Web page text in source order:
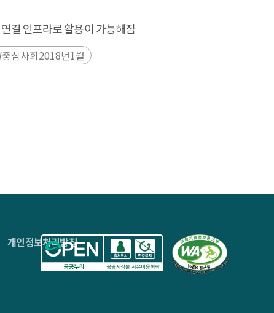
결 인프라로 활용이 가능해짐
심사회2018년1월
개인정보처리방침